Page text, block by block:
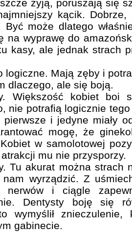
żyją, poruszają się
kącik.
Być może dlatego
na wyprawę do
kasy, ale jednak strach
logiczne. Mają zęby i
dlaczego, ale się boją.
Większość kobiet boi
nie potrafią logicznie
i jedyne miały
mogę, że
w samolotowej
mu nie przysporzy.
Tu akurat można strach
wyrządzić. Z
nerwów i ciągle
Dentysty boję się
wymyślił
gabinecie.